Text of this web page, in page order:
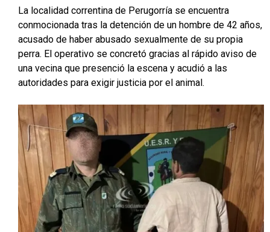
La localidad correntina de Perugorría se encuentra
conmocionada tras la detención de un hombre de 42 años,
acusado de haber abusado sexualmente de su propia
perra. El operativo se concretó gracias al rápido aviso de
una vecina que presenció la escena y acudió a las
autoridades para exigir justicia por el animal.